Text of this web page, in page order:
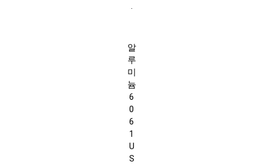
.
알
루
미
늄
6
0
6
1
U
S